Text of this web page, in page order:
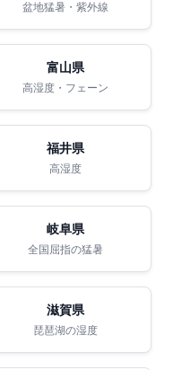
盆地猛暑・紫外線
富山県
高湿度・フェーン
福井県
高湿度
岐阜県
全国屈指の猛暑
滋賀県
琵琶湖の湿度